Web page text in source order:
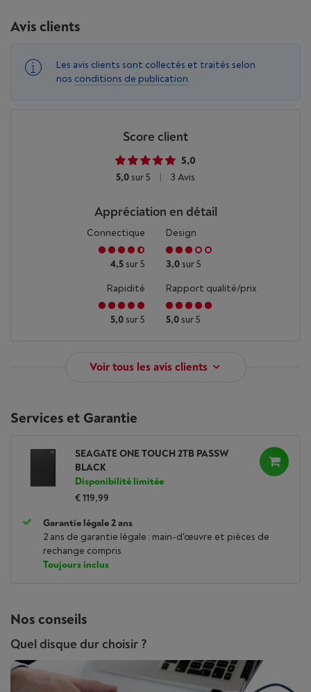
Avis clients
Les avis clients sont collectés et traités selon
nos conditions de publication.
Score client
5,0
5,0 sur 5 3 Avis
Appréciation en détail
Connectique
4,5 sur 5
Design
3,0 sur 5
Rapidité
5,0 sur 5
Rapport qualité/prix
5,0 sur 5
Voir tous les avis clients
Services et Garantie
SEAGATE ONE TOUCH 2TB PASSW
BLACK
Disponibilité limitée
€ 119,99
Garantie légale 2 ans
2 ans de garantie légale : main-d'œuvre et pièces de
rechange compris.
Toujours inclus
Nos conseils
Quel disque dur choisir ?